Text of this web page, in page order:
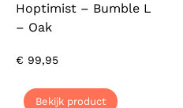
Hoptimist – Bumble L
– Oak
€ 99,95
Bekijk product